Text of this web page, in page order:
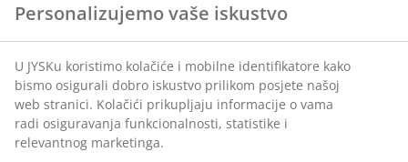
Personalizujemo vaše iskustvo
U JYSKu koristimo kolačiće i mobilne identifikatore kako
bismo osigurali dobro iskustvo prilikom posjete našoj
web stranici. Kolačići prikupljaju informacije o vama
radi osiguravanja funkcionalnosti, statistike i
relevantnog marketinga.